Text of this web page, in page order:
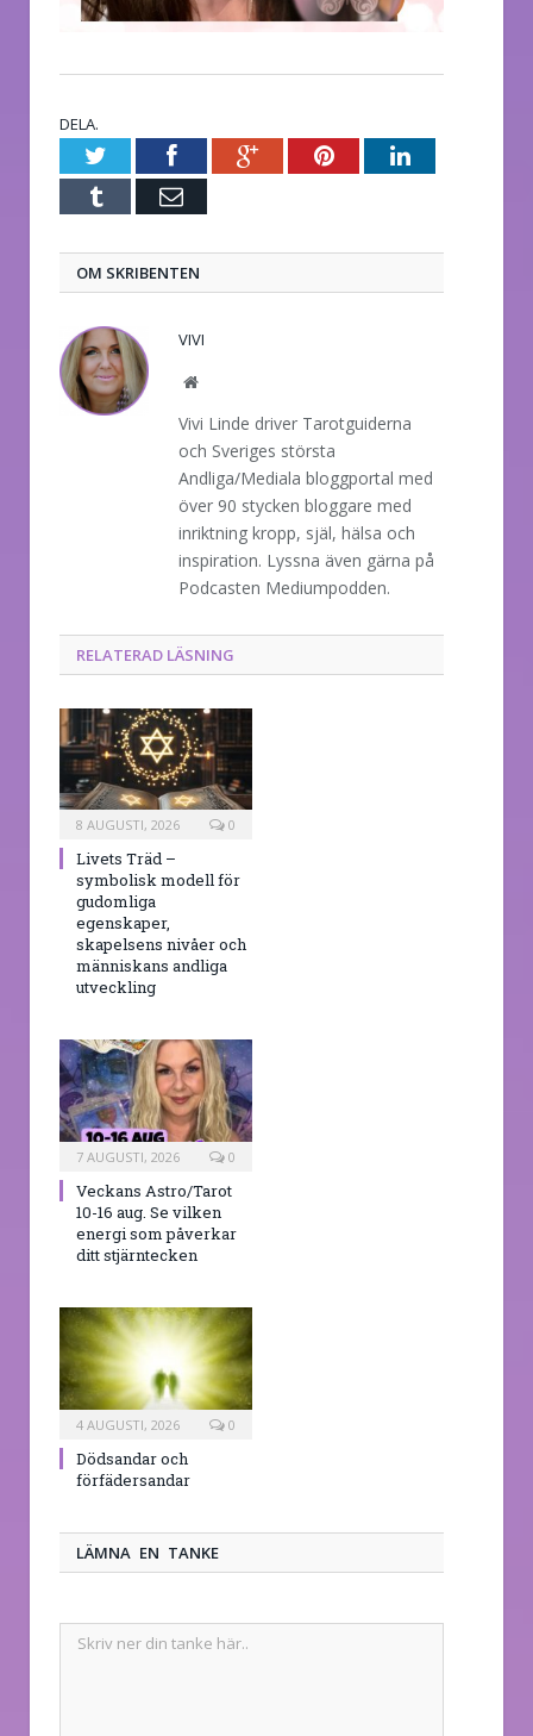
DELA.
TwitterFacebookGoogle+PinterestLinkedIn
Tumblr E-
OM SKRIBENTEN
VIVI
Website
Vivi Linde driver Tarotguiderna
och Sveriges största
Andliga/Mediala bloggportal med
över 90 stycken bloggare med
inriktning kropp, själ, hälsa och
inspiration. Lyssna även gärna på
Podcasten Mediumpodden.
RELATERAD LÄSNING
8 AUGUSTI, 2026 0
Livets Träd –
symbolisk modell för
gudomliga
egenskaper,
skapelsens nivåer och
människans andliga
utveckling
7 AUGUSTI, 2026 0
Veckans Astro/Tarot
10-16 aug. Se vilken
energi som påverkar
ditt stjärntecken
4 AUGUSTI, 2026 0
Dödsandar och
förfädersandar
LÄMNA EN TANKE